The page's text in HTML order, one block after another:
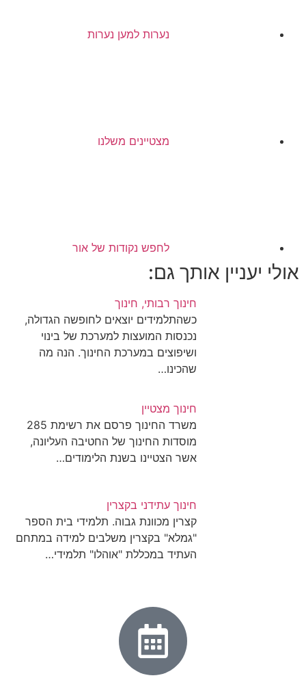
נערות למען נערות
מצטיינים משלנו
לחפש נקודות של אור
אולי יעניין אותך גם:
חינוך רבותי, חינוך
כשהתלמידים יוצאים לחופשה הגדולה,
נכנסות המועצות למערכת של בינוי
ושיפוצים במערכת החינוך. הנה מה
שהכינו…
חינוך מצטיין
משרד החינוך פרסם את רשימת 285
מוסדות החינוך של החטיבה העליונה,
אשר הצטיינו בשנת הלימודים…
חינוך עתידני בקצרין
קצרין מכוונת גבוה. תלמידי בית הספר
"גמלא" בקצרין משלבים למידה במתחם
העתיד במכללת "אוהלו" תלמידי…